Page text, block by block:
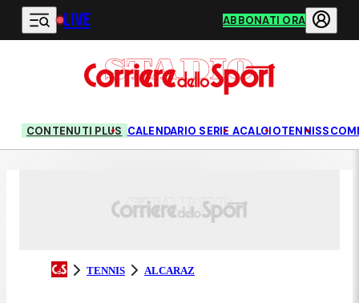
Vai al contenuto principale
LIVE ABBONATI ORA
CONTENUTI PLUS CALENDARIO SERIE ACALCIOTENNIS
TENNIS ALCARAZ